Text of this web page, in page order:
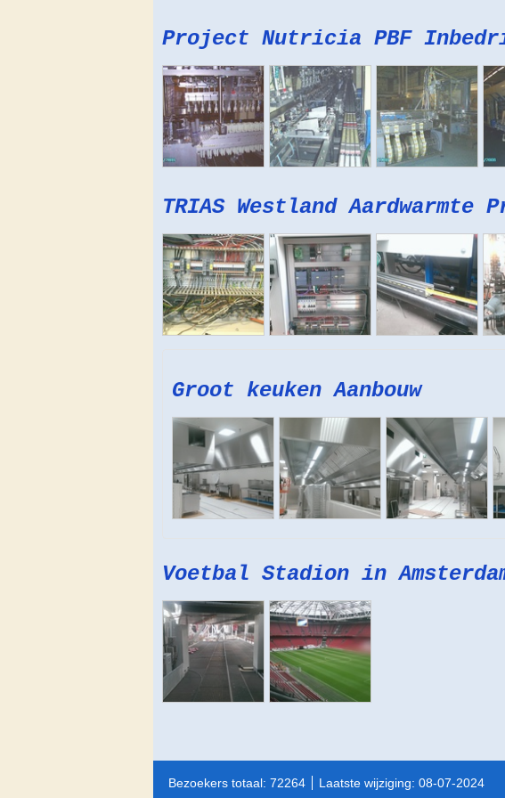
Project Nutricia PBF
TRIAS Westland Aardwarmte
Groot keuken Aanbouw
Voetbal Stadion in
Bezoekers totaal: 72264 Laatste wijziging: 08-07-2024